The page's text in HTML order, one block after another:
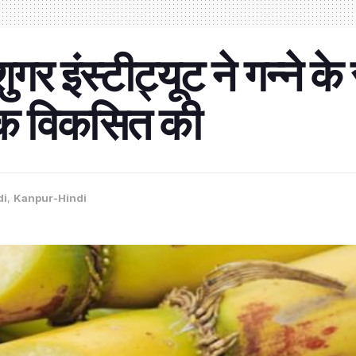
इंस्टीट्यूट ने गन्ने
विकसित की
, Kanpur-Hindi